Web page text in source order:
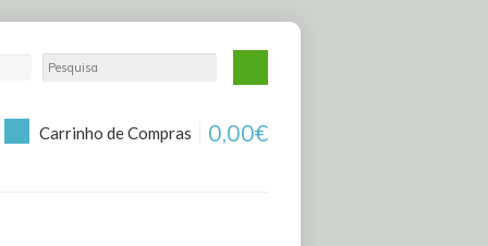
Carrinho de Compras 0,00€